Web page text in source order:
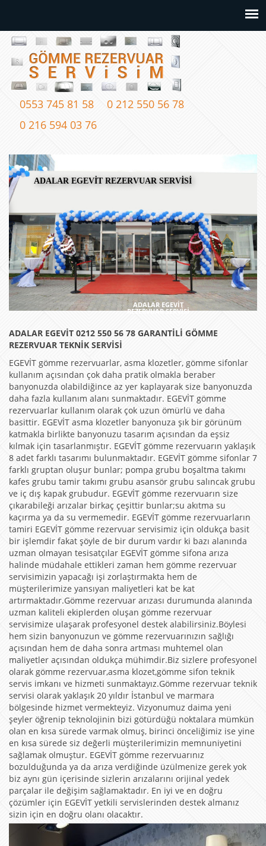
0553 745 81 58
0 212 550 56 78
0 216 594 03 76
ADALAR EGEVİT REZERVUAR SERVİSİ
ADALAR EGEVİT
REZERVUAR SERVİSİ
ADALAR EGEVİT 0212 550 56 78 GARANTİLİ GÖMME
REZERVUAR TEKNİK SERVİSİ
EGEVİT gömme rezervuarlar, asma klozetler, gömme sifonlar
kullanım açısından çok daha pratik olmakla beraber
banyonuzda olabildiğince az yer kaplayarak size banyonuzda
daha fazla kullanım alanı sunmaktadır. EGEVİT gömme
rezervuarlar kullanım olarak çok uzun ömürlü ve daha
basittir. EGEVİT asma klozetler banyonuza şık bir görünüm
katmakla birlikte banyonuzu tasarım açısından da eşsiz
kılmak için tasarlanmıştır. EGEVİT gömme rezervuarın yaklaşık
8 adet farklı tasarımı bulunmaktadır. EGEVİT gömme sifonlar 7
farklı gruptan oluşur bunlar; pompa grubu boşaltma takımı
kafes grubu tamir takımı grubu asansör grubu salıncak grubu
ve iç dış kapak grubudur. EGEVİT gömme rezervuarın size
çıkarabileği arızalar birkaç çeşittir bunlar;su akıtma su
kaçırma ya da su vermemedir. EGEVİT gömme rezervuarların
tamiri EGEVİT gömme rezervuar servisimiz için oldukça basit
bir işlemdir fakat şöyle de bir durum vardır ki bazı alanında
uzman olmayan tesisatçılar EGEVİT gömme sifona arıza
halinde müdahale ettikleri zaman hem gömme rezervuar
servisimizin yapacağı işi zorlaştırmakta hem de
müşterilerimize yansıyan maliyetleri kat be kat
artırmaktadır.Gömme rezervuar arızası durumunda alanında
uzman kaliteli ekiplerden oluşan gömme rezervuar
servisimize ulaşarak profesyonel destek alabilirsiniz.Böylesi
hem sizin banyonuzun ve gömme rezervuarınızın sağlığı
açısından hem de daha sonra artması muhtemel olan
maliyetler açısından oldukça mühimdir.Biz sizlere profesyonel
olarak gömme rezervuar,asma klozet,gömme sifon teknik
servis imkanı ve hizmeti sunmaktayız.Gömme rezervuar teknik
servisi olarak yaklaşık 20 yıldır İstanbul ve marmara
bölgesinde hizmet vermekteyiz. Vizyonumuz daima yeni
şeyler öğrenip teknolojinin bizi götürdüğü noktalara mümkün
olan en kısa sürede varmak olmuş, birinci önceliğimiz ise yine
en kısa sürede siz değerli müşterilerimizin memnuniyetini
sağlamak olmuştur. EGEVİT gömme rezervuarınız
bozulduğunda ya da arıza verdiğinde üzülmenize gerek yok
biz aynı gün içerisinde sizlerin arızalarını orijinal yedek
parçalar ile değişim sağlamaktadır. En iyi ve en doğru
çözümler için EGEVİT yetkili servislerinden destek almanız
sizin için en doğru olanı olacaktır.